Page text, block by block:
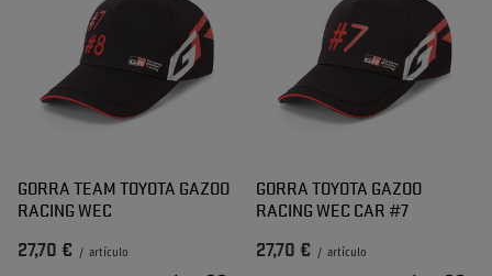
GORRA TEAM TOYOTA GAZOO
RACING WEC
27,70 € / artículo
GORRA TOYOTA GAZOO
RACING WEC CAR #7
27,70 € / artículo